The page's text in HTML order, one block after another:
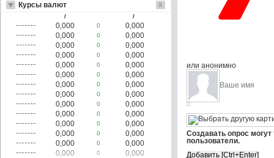
или анонимно
Создавать опрос
пользователи.
Курсы валют
/ /
0,000 0
0,000
0,000
0
0,000
0,000
0
0,000
0,000
0
0,000
0,000
0
0,000
0,000
0
0,000
0,000
0
0,000
0,000
0
0,000
0,000
0
0,000
0,000
0
0,000
0,000
0
0,000
0,000
0
0,000
0,000
0
0,000
0,000
0
0,000